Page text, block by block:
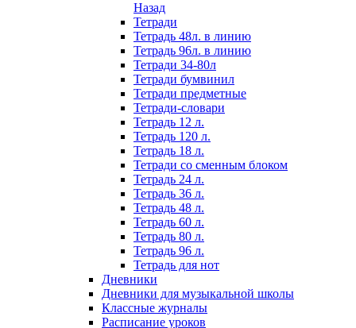
Назад
Тетради
Тетрадь 48л. в линию
Тетрадь 96л. в линию
Тетради 34-80л
Тетради бумвинил
Тетради предметные
Тетради-словари
Тетрадь 12 л.
Тетрадь 120 л.
Тетрадь 18 л.
Тетради со сменным блоком
Тетрадь 24 л.
Тетрадь 36 л.
Тетрадь 48 л.
Тетрадь 60 л.
Тетрадь 80 л.
Тетрадь 96 л.
Тетрадь для нот
Дневники
Дневники для музыкальной школы
Классные журналы
Расписание уроков